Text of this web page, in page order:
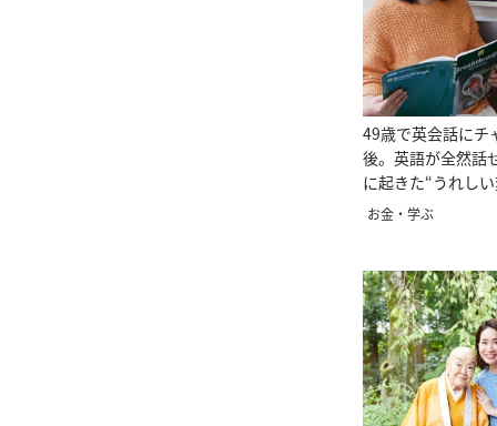
49歳で英会話にチ
後。英語が全然話
に起きた“うれし
お金・学ぶ